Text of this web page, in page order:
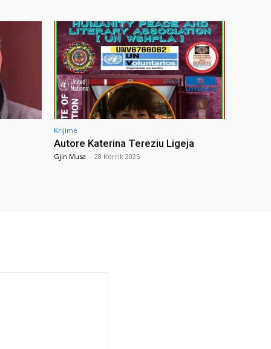
Krijime
Autore Katerina Tereziu Ligeja
Gjin Musa - 28 Korrik 2025